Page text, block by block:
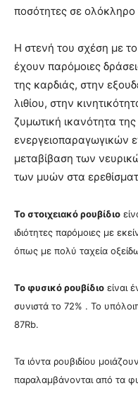
ποσότητες σε ολόκληρο
Η στενή του σχέση με το
έχουν παρόμοιες
της καρδιάς, στην
λιθίου, στην
ζυμωτική ικανότητα
ενεργειοπαραγωγικών
μεταβίβαση των
των μυών στα
Το στοιχειακό ρουβίδιο
ιδιότητες παρόμοιες με
όπως με πολύ ταχεία
Το φυσικό ρουβίδιο είναι
συνιστά το 72% . Το
87Rb.
Τα ιόντα ρουβιδίου
παραλαμβάνονται από τα